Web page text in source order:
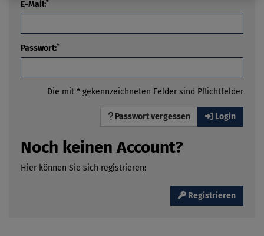
E-Mail:*
Passwort:*
Die mit * gekennzeichneten Felder sind Pflichtfelder
Passwort vergessen Login
Noch keinen Account?
Hier können Sie sich registrieren:
Registrieren